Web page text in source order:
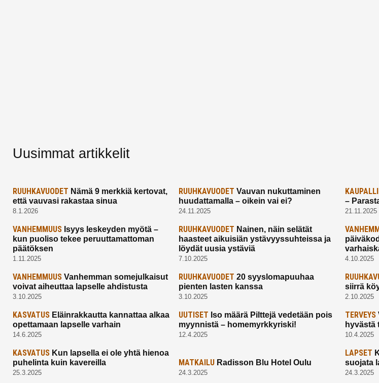
Uusimmat artikkelit
RUUHKAVUODET Nämä 9 merkkiä kertovat,
että vauvasi rakastaa sinua
8.1.2026
RUUHKAVUODET Vauvan nukuttaminen
huudattamalla – oikein vai ei?
24.11.2025
–
21.11.2025
VANHEMMUUS Isyys leskeyden myötä –
kun puoliso tekee peruuttamattoman
päätöksen
1.11.2025
RUUHKAVUODET Nainen, näin selätät
haasteet aikuisiän ystävyyssuhteissa ja
löydät uusia ystäviä
7.10.2025 4.10.2025
VANHEMMUUS Vanhemman somejulkaisut
voivat aiheuttaa lapselle ahdistusta
3.10.2025
RUUHKAVUODET 20 syyslomapuuhaa
pienten lasten kanssa
3.10.2025
siirrä
2.10.2025
KASVATUS Eläinrakkautta kannattaa alkaa
opettamaan lapselle varhain
14.6.2025
UUTISET Iso määrä Pilttejä vedetään pois
myynnistä – homemyrkkyriski!
12.4.2025
TERVEYS
hyvästä
10.4.2025
KASVATUS Kun lapsella ei ole yhtä hienoa
puhelinta kuin kavereilla
25.3.2025
MATKAILU Radisson Blu Hotel Oulu
24.3.2025
LAPSET
suojata
24.3.2025